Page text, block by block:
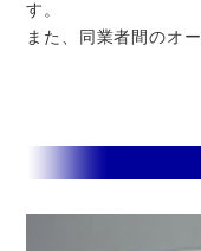
す。
また、同業者間のオ